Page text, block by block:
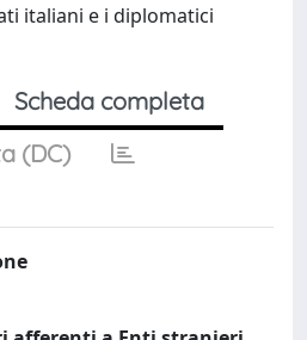
italiani e i diplomatici
Scheda completa
(DC)